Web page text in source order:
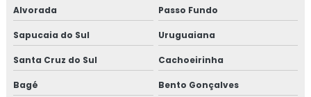
Alvorada Passo Fundo
Sapucaia do Sul Uruguaiana
Santa Cruz do Sul Cachoeirinha
Bagé Bento Gonçalves